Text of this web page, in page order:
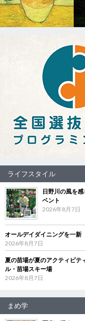
ライフスタイル
日野川の風を
ベント
2026年8月7日
オールデイダイニングを一
2026年8月7日
夏の苗場が夏のアクティビ
ル・苗場スキー場
2026年8月7日
まめ学